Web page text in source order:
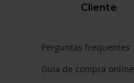
Cliente
Perguntas frequentes
Guia de compra online